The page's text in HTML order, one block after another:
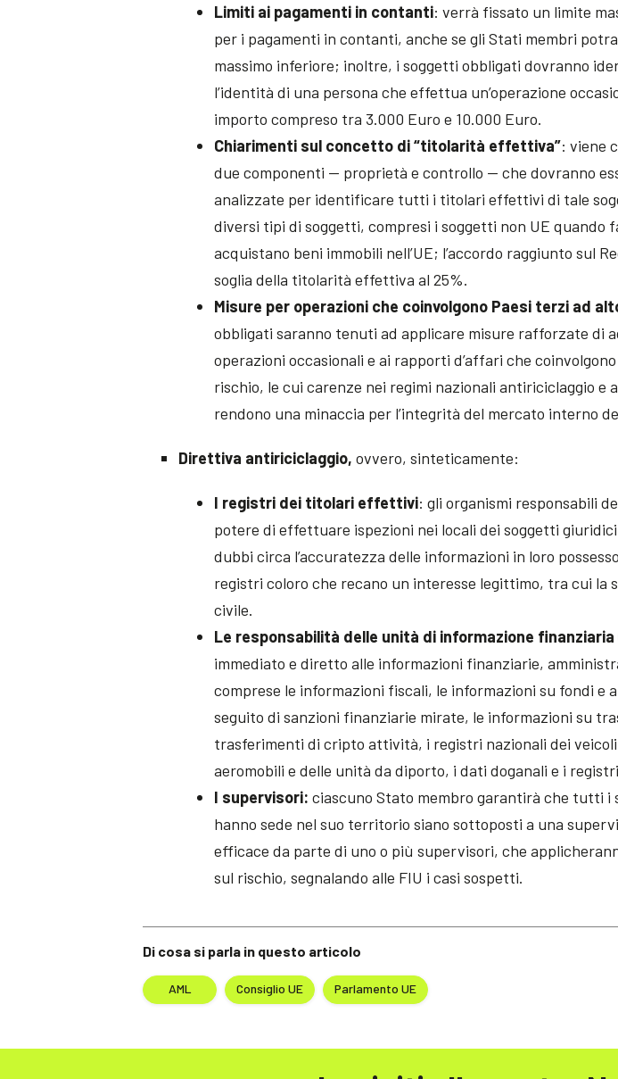
Di cosa si parla in questo articolo
AML Consiglio UE Parlamento UE
Limiti ai pagamenti in contanti: verrà fissato un limite
per i pagamenti in contanti, anche se gli Stati membri
massimo inferiore; inoltre, i soggetti obbligati dovranno
l’identità di una persona che effettua un’operazione
importo compreso tra 3.000 Euro e 10.000 Euro.
Chiarimenti sul concetto di “titolarità effettiva”: viene
due componenti — proprietà e controllo — che dovranno
analizzate per identificare tutti i titolari effettivi di tale
diversi tipi di soggetti, compresi i soggetti non UE quando
acquistano beni immobili nell’UE; l’accordo raggiunto sul
soglia della titolarità effettiva al 25%.
Misure per operazioni che coinvolgono Paesi terzi ad
obbligati saranno tenuti ad applicare misure rafforzate di
operazioni occasionali e ai rapporti d’affari che
rischio, le cui carenze nei regimi nazionali antiriciclaggio e
rendono una minaccia per l’integrità del mercato interno
Direttiva antiriciclaggio,ovvero, sinteticamente:
I registri dei titolari effettivi: gli organismi responsabili
potere di effettuare ispezioni nei locali dei soggetti
dubbi circa l’accuratezza delle informazioni in loro
registri coloro che recano un interesse legittimo, tra cui la
civile.
Le responsabilità delle unità di informazione finanziaria
immediato e diretto alle informazioni finanziarie,
comprese le informazioni fiscali, le informazioni su fondi e
seguito di sanzioni finanziarie mirate, le informazioni su
trasferimenti di cripto attività, i registri nazionali dei
aeromobili e delle unità da diporto, i dati doganali e i
I supervisori: ciascuno Stato membro garantirà che tutti i
hanno sede nel suo territorio siano sottoposti a una
efficace da parte di uno o più supervisori, che
sul rischio, segnalando alle FIU i casi sospetti.